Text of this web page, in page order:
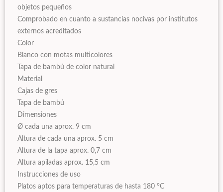
objetos pequeños
Comprobado en cuanto a sustancias nocivas por institutos
externos acreditados
Color
Blanco con motas multicolores
Tapa de bambú de color natural
Material
Cajas de gres
Tapa de bambú
Dimensiones
Ø cada una aprox. 9 cm
Altura de cada una aprox. 5 cm
Altura de la tapa aprox. 0,7 cm
Altura apiladas aprox. 15,5 cm
Instrucciones de uso
Platos aptos para temperaturas de hasta 180 °C